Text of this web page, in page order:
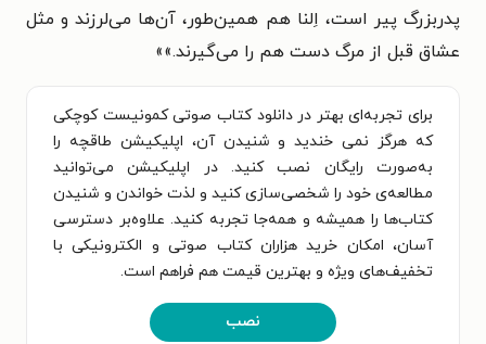
پدربزرگ پیر است، اِلنا هم همین‌طور، آن‌ها می‌لرزند و مثل
عشاق قبل از مرگ دست هم را می‌گیرند.»»
برای تجربه‌ای بهتر در دانلود کتاب صوتی کمونیست کوچکی
که هرگز نمی خندید و شنیدن آن، اپلیکیشن طاقچه را
به‌صورت رایگان نصب کنید. در اپلیکیشن می‌توانید
مطالعه‌ی خود را شخصی‌سازی کنید و لذت خواندن و شنیدن
کتاب‌ها را همیشه و همه‌جا تجربه کنید. علاوه‌بر دسترسی
آسان، امکان خرید هزاران کتاب صوتی و الکترونیکی با
تخفیف‌های ویژه و بهترین قیمت هم فراهم است.
نصب